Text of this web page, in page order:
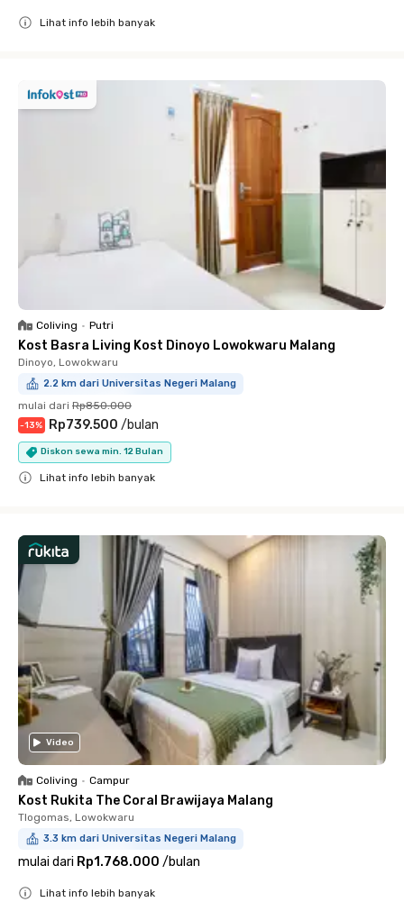
Lihat info lebih banyak
Coliving • Putri
Kost Basra Living Kost Dinoyo Lowokwaru Malang
Dinoyo, Lowokwaru
2.2 km dari Universitas Negeri Malang
mulai dari Rp850.000
-13% Rp739.500 /bulan
Diskon sewa min. 12 Bulan
Lihat info lebih banyak
Video
Coliving • Campur
Kost Rukita The Coral Brawijaya Malang
Tlogomas, Lowokwaru
3.3 km dari Universitas Negeri Malang
mulai dari Rp1.768.000 /bulan
Lihat info lebih banyak